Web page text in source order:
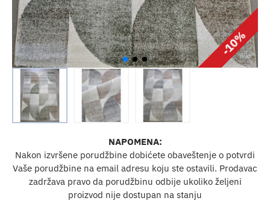
-10%
NAPOMENA:
Nakon izvršene porudžbine dobićete obaveštenje o potvrdi
Vaše porudžbine na email adresu koju ste ostavili. Prodavac
zadržava pravo da porudžbinu odbije ukoliko željeni
proizvod nije dostupan na stanju